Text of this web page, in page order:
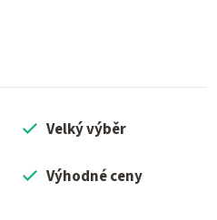
Velký výběr
Výhodné ceny